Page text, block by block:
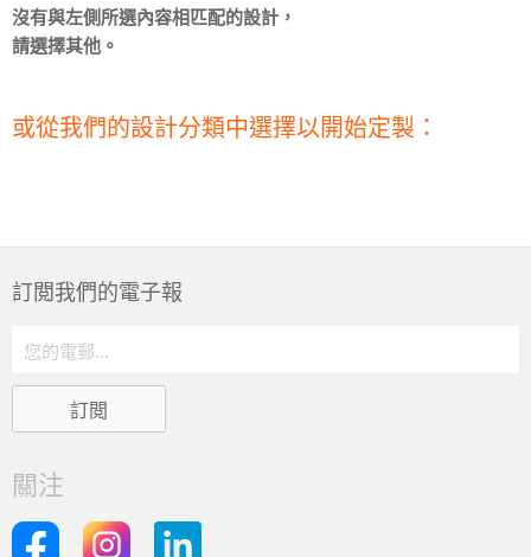
沒有與左側所選內容相匹配的設計，
請選擇其他。
或從我們的設計分類中選擇以開始定製：
訂閲我們的電子報
關注